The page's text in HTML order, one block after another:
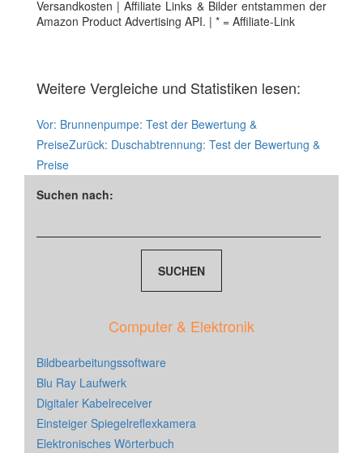
Versandkosten | Affiliate Links & Bilder entstammen der
Amazon Product Advertising API. | * = Affiliate-Link
Weitere Vergleiche und Statistiken lesen:
Vor: Brunnenpumpe: Test der Bewertung &
PreiseZurück: Duschabtrennung: Test der Bewertung &
Preise
Suchen nach:
Computer & Elektronik
Bildbearbeitungssoftware
Blu Ray Laufwerk
Digitaler Kabelreceiver
Einsteiger Spiegelreflexkamera
Elektronisches Wörterbuch